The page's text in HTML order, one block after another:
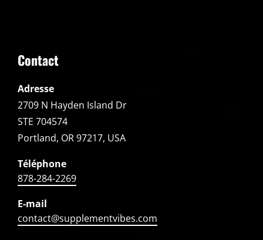
Contact
Adresse
2709 N Hayden Island Dr
STE 704574
Portland, OR 97217, USA
Téléphone
878-284-2269
E-mail
contact@supplementvibes.com